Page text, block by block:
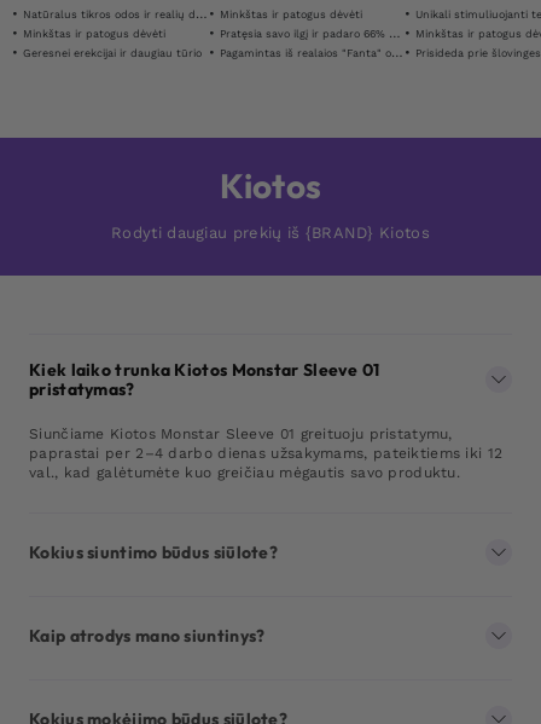
Natūralus tikros odos ir realių detaliū jausmas
Minkštas ir patogus dėvėti
Geresnei erekcijai ir daugiau tūrio
Minkštas ir patogus dėvėti
Pratęsia savo ilgį ir padaro 66% storesnį
Pagamintas iš realaios "Fanta" odos "
Unikali stimuliuojanti
Minkštas ir patogus
Prisideda prie
Kiotos
Rodyti daugiau prekių iš {BRAND} Kiotos
Kiek laiko trunka Kiotos Monstar Sleeve 01
pristatymas?
Siunčiame Kiotos Monstar Sleeve 01 greituoju pristatymu,
paprastai per 2–4 darbo dienas užsakymams, pateiktiems iki 12
val., kad galėtumėte kuo greičiau mėgautis savo produktu.
Kokius siuntimo būdus siūlote?
Kaip atrodys mano siuntinys?
Kokius mokėjimo būdus siūlote?